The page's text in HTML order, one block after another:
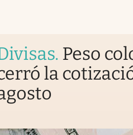
. Peso
la